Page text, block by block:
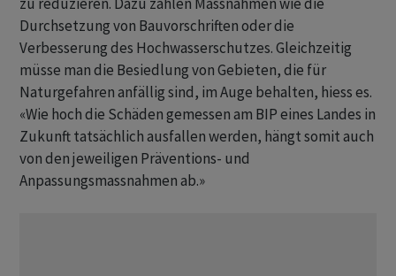
zu reduzieren. Dazu zählen Massnahmen wie die
Durchsetzung von Bauvorschriften oder die
Verbesserung des Hochwasserschutzes. Gleichzeitig
müsse man die Besiedlung von Gebieten, die für
Naturgefahren anfällig sind, im Auge behalten, hiess es.
«Wie hoch die Schäden gemessen am BIP eines Landes in
Zukunft tatsächlich ausfallen werden, hängt somit auch
von den jeweiligen Präventions- und
Anpassungsmassnahmen ab.»